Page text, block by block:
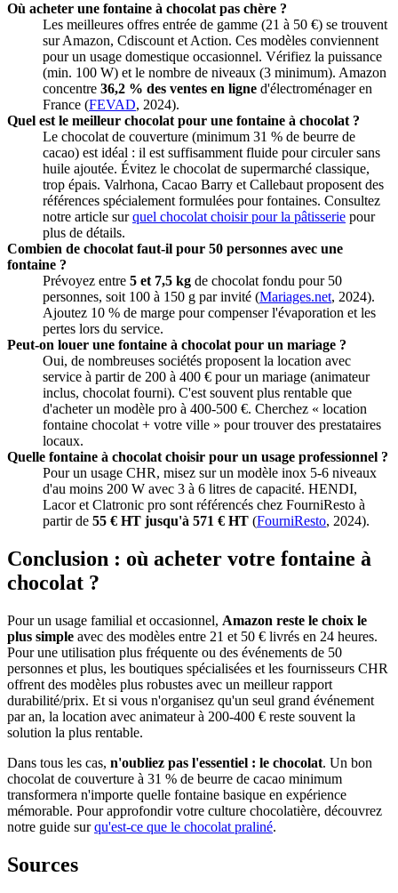
Où acheter une fontaine à chocolat pas chère ?
Les meilleures offres entrée de gamme (21 à 50 €) se trouvent
sur Amazon, Cdiscount et Action. Ces modèles conviennent
pour un usage domestique occasionnel. Vérifiez la puissance
(min. 100 W) et le nombre de niveaux (3 minimum). Amazon
concentre 36,2 % des ventes en ligne d'électroménager en
France (FEVAD, 2024).
Quel est le meilleur chocolat pour une fontaine à chocolat ?
Le chocolat de couverture (minimum 31 % de beurre de
cacao) est idéal : il est suffisamment fluide pour circuler sans
huile ajoutée. Évitez le chocolat de supermarché classique,
trop épais. Valrhona, Cacao Barry et Callebaut proposent des
références spécialement formulées pour fontaines. Consultez
notre article surquel chocolat choisir pour la pâtisserie pour
plus de détails.
Combien de chocolat faut-il pour 50 personnes avec une
fontaine ?
Prévoyez entre 5 et 7,5 kg de chocolat fondu pour 50
personnes, soit 100 à 150 g par invité (Mariages.net, 2024).
Ajoutez 10 % de marge pour compenser l'évaporation et les
pertes lors du service.
Peut-on louer une fontaine à chocolat pour un mariage ?
Oui, de nombreuses sociétés proposent la location avec
service à partir de 200 à 400 € pour un mariage (animateur
inclus, chocolat fourni). C'est souvent plus rentable que
d'acheter un modèle pro à 400-500 €. Cherchez « location
fontaine chocolat + votre ville » pour trouver des prestataires
locaux.
Quelle fontaine à chocolat choisir pour un usage professionnel ?
Pour un usage CHR, misez sur un modèle inox 5-6 niveaux
d'au moins 200 W avec 3 à 6 litres de capacité. HENDI,
Lacor et Clatronic pro sont référencés chez FourniResto à
partir de 55 € HT jusqu'à 571 € HT (FourniResto, 2024).
Conclusion : où acheter votre fontaine à
chocolat ?
Pour un usage familial et occasionnel, Amazon reste le choix le
plus simple avec des modèles entre 21 et 50 € livrés en 24 heures.
Pour une utilisation plus fréquente ou des événements de 50
personnes et plus, les boutiques spécialisées et les fournisseurs CHR
offrent des modèles plus robustes avec un meilleur rapport
durabilité/prix. Et si vous n'organisez qu'un seul grand événement
par an, la location avec animateur à 200-400 € reste souvent la
solution la plus rentable.
Dans tous les cas, n'oubliez pas l'essentiel : le chocolat. Un bon
chocolat de couverture à 31 % de beurre de cacao minimum
transformera n'importe quelle fontaine basique en expérience
mémorable. Pour approfondir votre culture chocolatière, découvrez
notre guide surqu'est-ce que le chocolat praliné.
Sources